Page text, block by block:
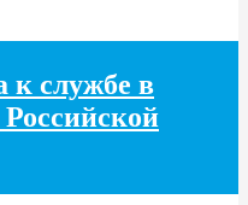
к службе в